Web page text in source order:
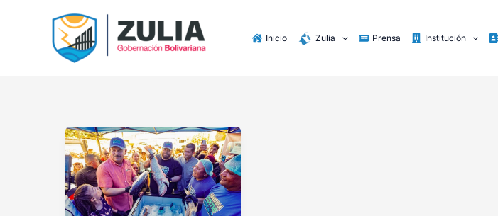
contenido
Inicio Zulia Prensa Institución